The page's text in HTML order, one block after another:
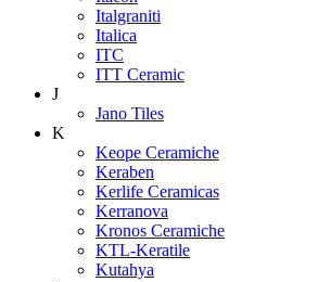
Italgraniti
Italica
ITC
ITT Ceramic
J
Jano Tiles
K
Keope Ceramiche
Keraben
Kerlife Ceramicas
Kerranova
Kronos Ceramiche
KTL-Keratile
Kutahya